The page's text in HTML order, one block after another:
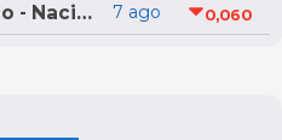
México - Nacional 7 ago 0,060